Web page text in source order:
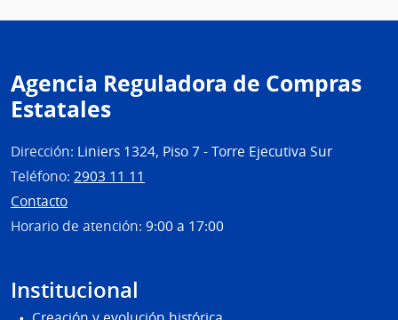
Agencia Reguladora de Compras
Estatales
Dirección: Liniers 1324, Piso 7 - Torre Ejecutiva Sur
Teléfono: 2903 11 11
Contacto
Horario de atención: 9:00 a 17:00
Institucional